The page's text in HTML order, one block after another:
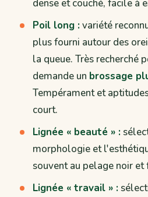
dense et couché, facile à
Poil long :variété
plus fourni autour des
la queue. Très recherché
demande un brossage
Tempérament et
court.
Lignée « beauté » :
morphologie et
souvent au pelage noir et
Lignée « travail » :